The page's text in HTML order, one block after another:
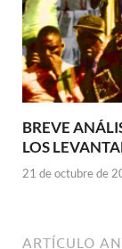
BREVE
LOS
21 de octubre de
ARTÍCULO